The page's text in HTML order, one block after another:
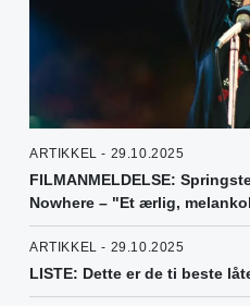
ARTIKKEL - 29.10.2025
FILMANMELDELSE:
Nowhere – "Et ærlig,
ARTIKKEL - 29.10.2025
LISTE: Dette er de ti beste